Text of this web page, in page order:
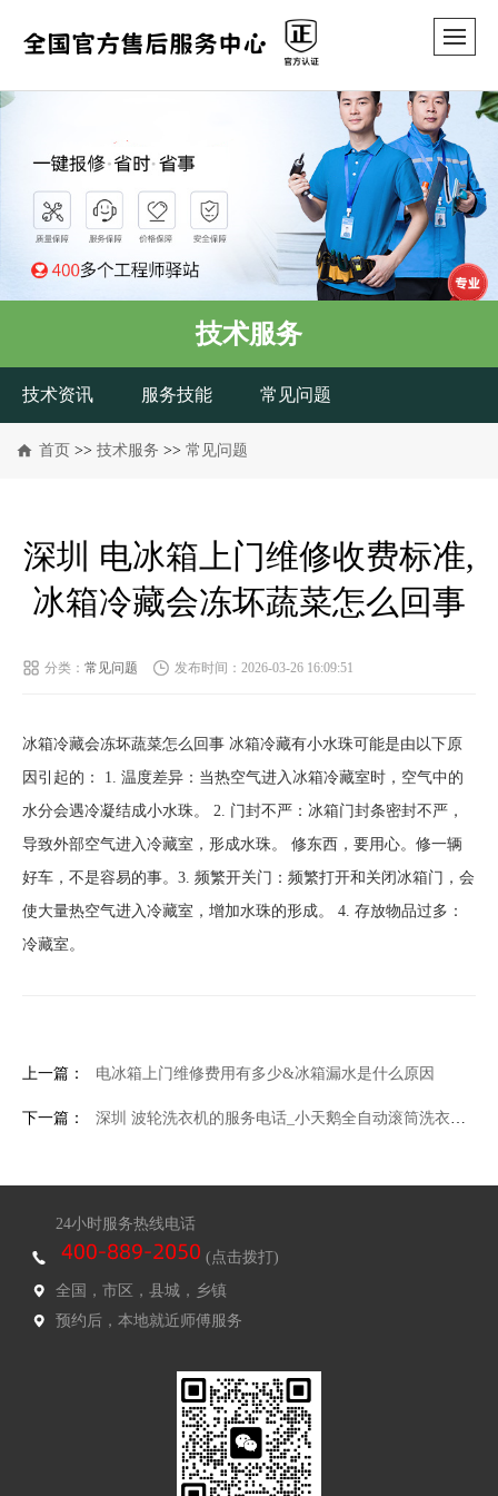
技术服务
技术资讯 服务技能 常见问题
首页 >> 技术服务 >> 常见问题
深圳 电冰箱上门维修收费标准,
冰箱冷藏会冻坏蔬菜怎么回事
分类： 常见问题 发布时间：2026-03-26 16:09:51
冰箱冷藏会冻坏蔬菜怎么回事 冰箱冷藏有小水珠可能是由以下原
因引起的： 1. 温度差异：当热空气进入冰箱冷藏室时，空气中的
水分会遇冷凝结成小水珠。 2. 门封不严：冰箱门封条密封不严，
导致外部空气进入冷藏室，形成水珠。 修东西，要用心。修一辆
好车，不是容易的事。3. 频繁开关门：频繁打开和关闭冰箱门，会
使大量热空气进入冷藏室，增加水珠的形成。 4. 存放物品过多：
冷藏室。
上一篇： 电冰箱上门维修费用有多少&冰箱漏水是什么原因
下一篇： 深圳 波轮洗衣机的服务电话_小天鹅全自动滚筒洗衣机
24小时服务热线电话
(点击拨打)
全国，市区，县城，乡镇
预约后，本地就近师傅服务